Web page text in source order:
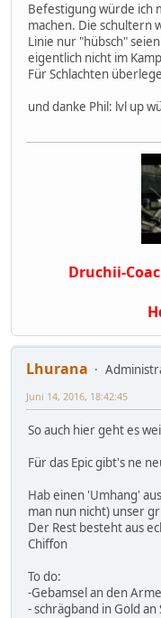
Befestigung würde ich
machen. Die schultern
Linie nur "hübsch"
eigentlich nicht im
Für Schlachten
und danke Phil: lvl up
Druchii-
Lhurana
Juni 14, 2016, 18:42:45
So auch hier geht es
Für das Epic gibt's ne
Hab einen 'Umhang'
man nun nicht) unser
Der Rest besteht aus
Chiffon
To do:
-Gebamsel an den
- schrägband in Gold